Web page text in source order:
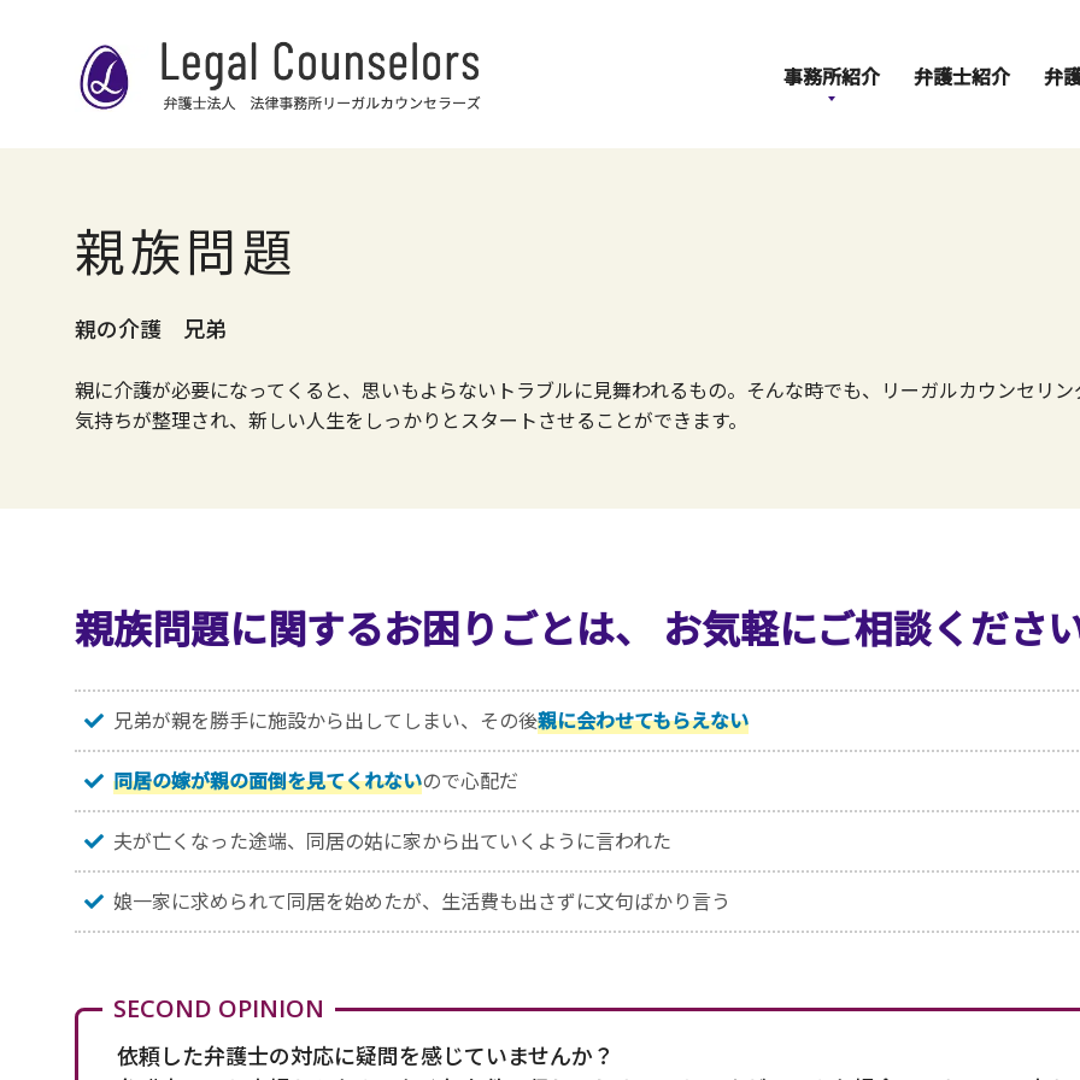
事務所紹介 弁護士紹介 弁
親族問題
親の介護 兄弟
親に介護が必要になってくると、思いもよらないトラブルに見舞われるもの。そんな時でも、リーガルカウンセリ
気持ちが整理され、新しい人生をしっかりとスタートさせることができます。
親族問題に関するお困りごとは、 お気軽にご相談くださ
兄弟が親を勝手に施設から出してしまい、その後親に会わせてもらえない
同居の嫁が親の面倒を見てくれないので心配だ
夫が亡くなった途端、同居の姑に家から出ていくように言われた
娘一家に求められて同居を始めたが、生活費も出さずに文句ばかり言う
SECOND OPINION
依頼した弁護士の対応に疑問を感じていませんか？